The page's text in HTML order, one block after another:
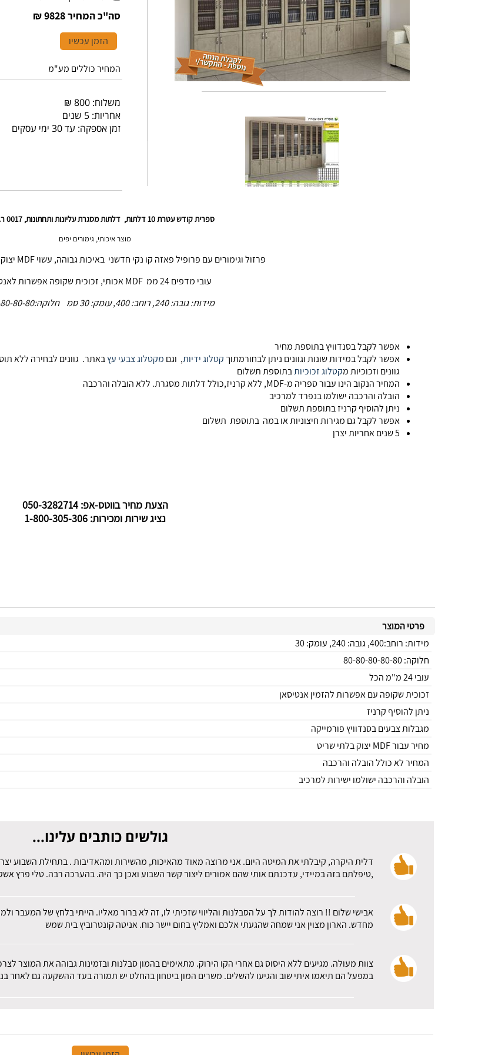
סה"כ המחיר9828 ₪
הזמן עכשיו
המחיר כוללים מע"מ
משלוח: 800 ₪
אחריות: 5 שנים
זמן אספקה: עד 30 ימי עסקים
ספרית קודש עטרת 10 דלתות, דלתות מסגרת עליונות ותחתונות, 0017 ר.א ריהוט
מוצר איכותי, גימורים יפים
פרזול וגימורים עם פרופיל פאזה קו נקי חדשני באיכות גבוהה, עשוי MDF יצוק בלתי שריט וקל לניקוי
עובי מדפים 24 ממ MDF אכותי, זכוכית שקופה אפשרות לאנטיסאן,
מידות: גובה: 240, רוחב: 400, עומק: 30 סמ חלוקה:80-80-80-80-80
אפשר לקבל בסנדוויץ בתוספת מחיר
אפשר לקבל במידות שונות וגוונים ניתן לבחורמתוךקטלוג ידיות, וגם מקטלוג צבעי עץבאתר. גוונים לבחירה ללא
גוונים וזכוכיות מקטלוג זכוכיותבתוספת תשלום
המחיר הנקוב הינו עבור ספריה מ-MDF, ללא קרניז,כולל דלתות מסגרת. ללא הובלה והרכבה
הובלה והרכבה ישולמו בנפרד למרכיב
ניתן להוסיף קרניז בתוספת תשלום
אפשר לקבל גם מגירות חיצוניות או במה בתוספת תשלום
5 שנים אחריות יצרן
הצעת מחיר בווטס-אפ: 050-3282714
נציג שירות ומכירות: 1-800-305-306
פרטי המוצר
מידות: רוחב:400, גובה: 240, עומק: 30
חלוקה: 80-80-80-80-80
עובי 24 מ"מ הכל
זכוכית שקופה עם אפשרות להזמין אנטיסאן
ניתן להוסיף קרניז
מגבלות צבעים בסנדוויץ פורמייקה
מחיר עבור MDF יצוק בלתי שריט
המחיר לא כולל הובלה והרכבה
הובלה והרכבה ישולמו ישירות למרכיב
גולשים כותבים עלינו...
דלית היקרה, קיבלתי את המיטה היום. אני מרוצה מאוד מהאיכות, מהשירות ומהאדיבות . בתחילת השבוע
,טיפלתם בזה במיידי, עדכנתם אותי שהם אמורים ליצור קשר השבוע ואכן כך היה. בהערכה רבה. טלי פרץ
אבישי שלום !! רוצה להודות לך על הסבלנות והליווי שזכיתי לו, זה לא ברור מאליו. הייתי בלחץ של המעבר
מחדש. הארון מצוין אני שמחה שהגעתי אלכם ואמליץ בחום יישר כוח. אניטה קונטרוביץ בית שמש
צוות מעולה. מגיעים ללא היסוס גם אחרי הקו הירוק. מתאימים בהמון סבלנות ובזמינות גבוהה את המוצר
במפעל הם תיאמו איתי שוב והגיעו להשלים. משרים המון ביטחון בהחלט יש תמורה בעד ההשקעה גם לאחר